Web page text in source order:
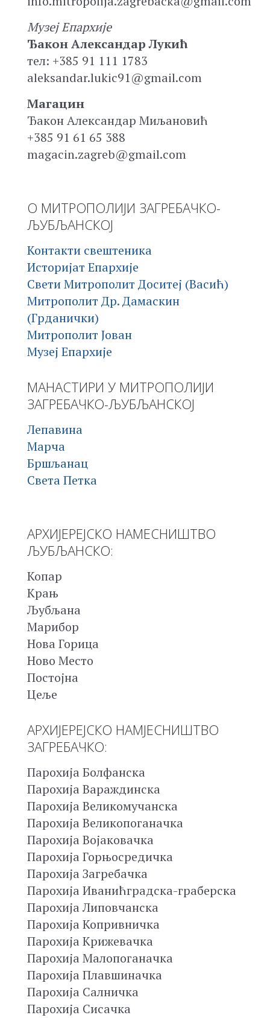
Музеј Епархије
Ђакон Александар Лукић
тел: +385 91 111 1783
aleksandar.lukic91@gmail.com
Магацин
Ђакон Александар Миљановић
+385 91 61 65 388
magacin.zagreb@gmail.com
О МИТРОПОЛИЈИ ЗАГРЕБАЧКО-
ЉУБЉАНСКОЈ
Контакти свештеника
Историјат Епархије
Свети Митрополит Доситеј (Васић)
Митрополит Др. Дамаскин
(Грданички)
Митрополит Јован
Музеј Епархије
МАНАСТИРИ У МИТРОПОЛИЈИ
ЗАГРЕБАЧКО-ЉУБЉАНСКОЈ
Лепавина
Марча
Бршљанац
Света Петка
АРХИЈЕРЕЈСКО НАМЕСНИШТВО
ЉУБЉАНСКО:
Копар
Крањ
Љубљана
Марибор
Нова Горица
Ново Место
Постојна
Цеље
АРХИЈЕРЕЈСКО НАМЈЕСНИШТВО
ЗАГРЕБАЧКО:
Парохија Болфанска
Парохија Вараждинска
Парохија Великомучанска
Парохија Великопоганачка
Парохија Војаковачка
Парохија Горњосредичка
Парохија Загребачка
Парохија Иванићградска-граберска
Парохија Липовчанска
Парохија Копривничка
Парохија Крижевачка
Парохија Малопоганачка
Парохија Плавшиначка
Парохија Салничка
Парохија Сисачка